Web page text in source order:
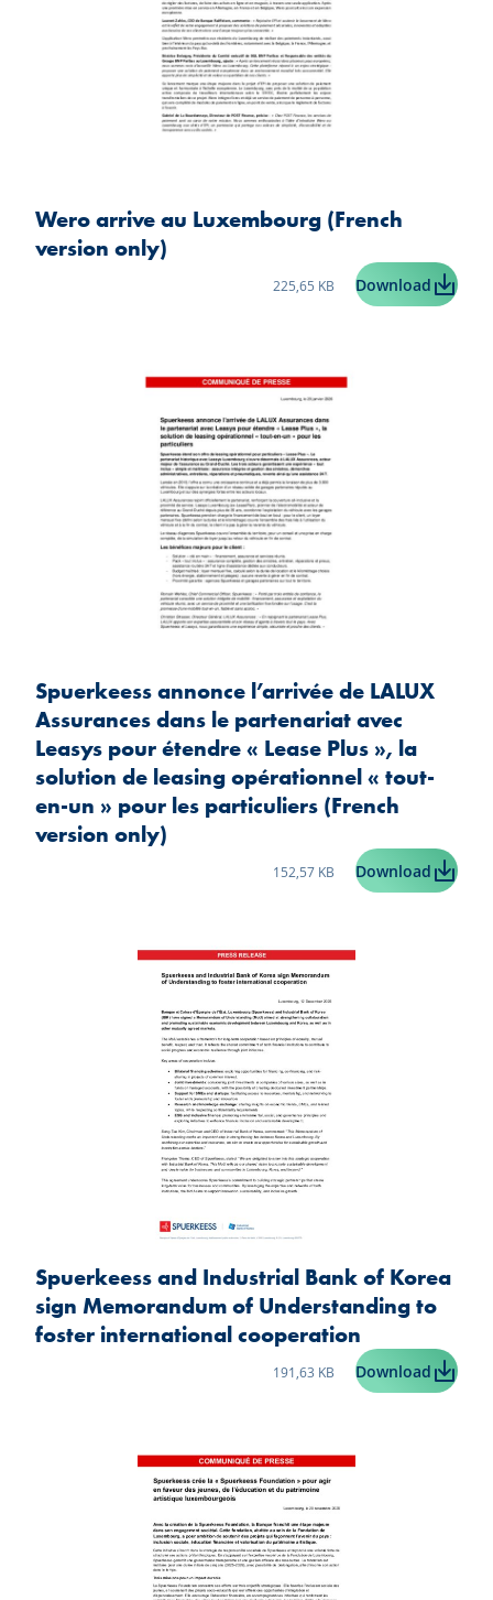
Wero arrive au Luxembourg (French
version only)
Taille du fichier:
225,65 KB Download Wero
Spuerkeess annonce l’arrivée de LALUX
Assurances dans le partenariat avec
Leasys pour étendre « Lease Plus », la
solution de leasing opérationnel « tout-
en-un » pour les particuliers (French
version only)
Taille du fichier:
152,57 KB Download
Spuerkeess and Industrial Bank of Korea
sign Memorandum of Understanding to
foster international cooperation
Taille du fichier:
191,63 KB Download